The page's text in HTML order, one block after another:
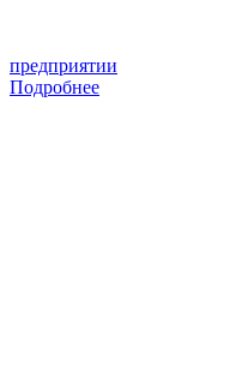
предприятии
Подробнее